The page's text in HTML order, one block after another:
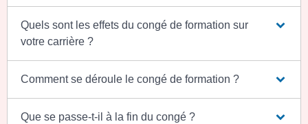
Quels sont les effets du congé de formation sur
votre carrière ?
Comment se déroule le congé de formation ?
Que se passe-t-il à la fin du congé ?